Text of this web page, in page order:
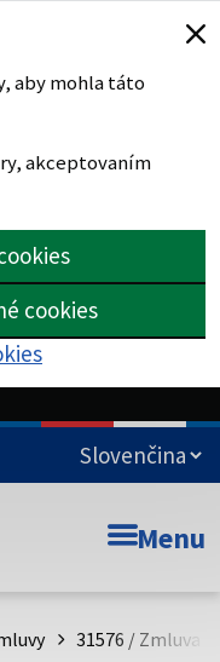
aby mohla táto
akceptovaním
cookies
Menu
31576 / Zmluva